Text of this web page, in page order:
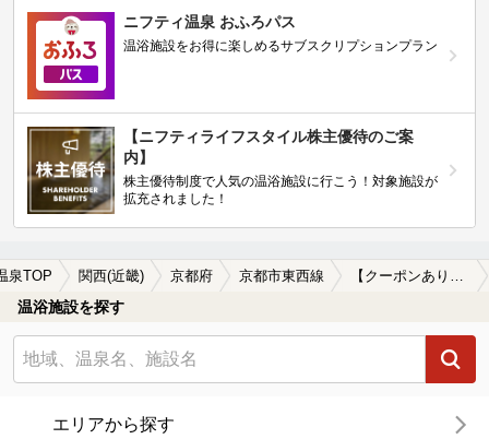
ニフティ温泉 おふろパス
温浴施設をお得に楽しめるサブスクリプションプラン
【ニフティライフスタイル株主優待のご案
内】
株主優待制度で人気の温浴施設に行こう！対象施設が
拡充されました！
泉TOP 関西(近畿) 京都府 京都市東西線 【クーポンあり】美肌の湯が楽しめる京都市東西線周辺の温泉、日帰り温泉、スーパー銭湯を探す
温浴施設を探す
エリアから探す